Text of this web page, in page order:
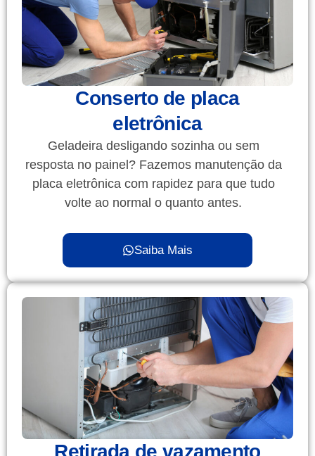
Conserto de placa
eletrônica
Geladeira desligando sozinha ou sem
resposta no painel? Fazemos manutenção da
placa eletrônica com rapidez para que tudo
volte ao normal o quanto antes.
Saiba Mais
Retirada de vazamento